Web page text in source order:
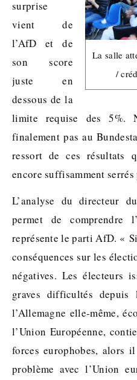
La salle
/
surprise
vient de
l’AfD et de
son score
juste en
dessous de la
limite requise des 5%.
finalement pas au
ressort de ces résultats
encore suffisamment
L’analyse du directeur
permet de comprendre
représente le parti AfD. «
conséquences sur les
négatives. Les électeurs
graves difficultés
l’Allemagne elle-même,
l’Union Européenne,
forces europhobes, alors
problème avec l’Union